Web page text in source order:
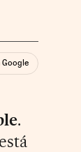
Google
.